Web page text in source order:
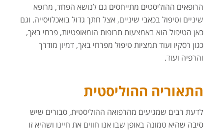
הרופאים ההוליסטים מתייחסים גם לנושא הפחד, מרופא
שיניים וטיפול בכאבי שיניים, אצל חתך גדול בואכלויסייה. וגם
כאן הטיפול הוא באמצעות תרופות הומאופטיות, פרחי באך,
כגון רסקיו ועוד תמציות טיפול מפרחי באך, דמיון מודרך
והרפיה ועוד.
התאוריה ההוליסטית
לדעת רבים שמגיעים מהרפואה ההוליסטית, סבורים שיש
סיבה שהיא טמונה באופן שבו אנו חווים את חיינו ושהיא זו